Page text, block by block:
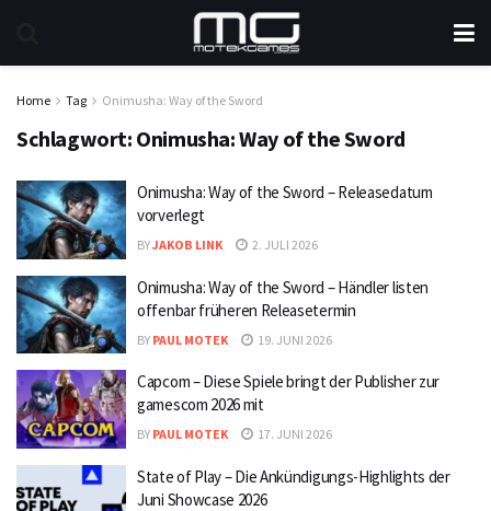
Home Tag Onimusha: Way of the Sword
Schlagwort: Onimusha: Way of the Sword
Onimusha: Way of the Sword – Releasedatum
vorverlegt
BYJAKOB LINK 2. JULI 2026
Onimusha: Way of the Sword – Händler listen
offenbar früheren Releasetermin
BY PAUL MOTEK 19. JUNI 2026
Capcom – Diese Spiele bringt der Publisher zur
gamescom 2026 mit
BY PAUL MOTEK 17. JUNI 2026
State of Play – Die Ankündigungs-Highlights der
Juni Showcase 2026